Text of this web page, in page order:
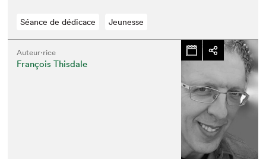
Séance de dédicace Jeunesse
Auteur·rice
François Thisdale